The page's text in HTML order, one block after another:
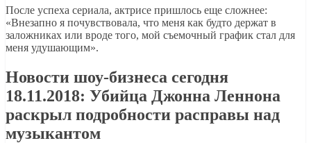
После успеха сериала, актрисе пришлось еще сложнее:
«Внезапно я почувствовала, что меня как будто держат в
заложниках или вроде того, мой съемочный график стал для
меня удушающим».
Новости шоу-бизнеса сегодня
18.11.2018: Убийца Джонна Леннона
раскрыл подробности расправы над
музыкантом